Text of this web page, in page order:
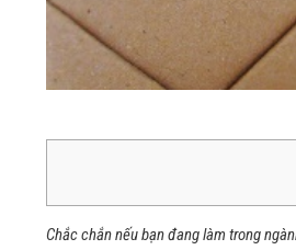
Chắc chắn nếu bạn đang làm trong